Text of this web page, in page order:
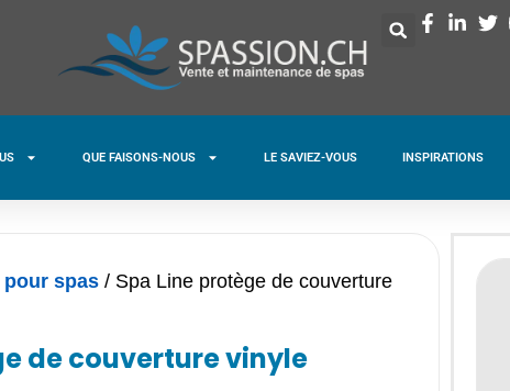
QUE FAISONS-NOUS LE SAVIEZ-VOUS INSPIRATIONS
spas / Spa Line protège de couverture
de couverture vinyle